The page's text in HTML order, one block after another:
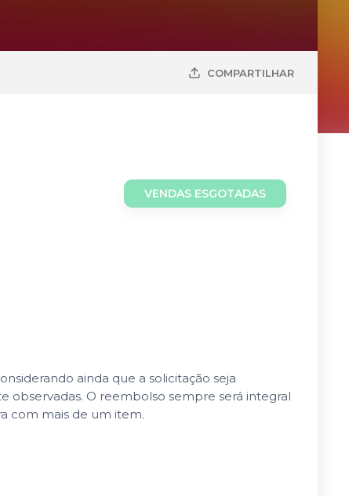
COMPARTILHAR
VENDAS ESGOTADAS
ainda que a solicitação seja
observadas. O reembolso sempre será integral
com mais de um item.